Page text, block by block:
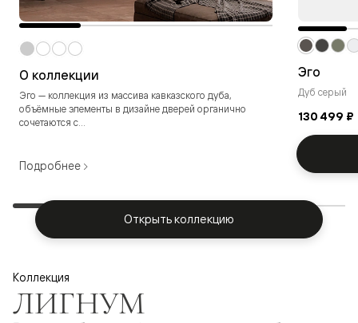
О коллекции
Эго — коллекция из массива кавказского дуба,
объёмные элементы в дизайне дверей органично
сочетаются с...
Подробнее
Эго
Дуб серый
130 499 ₽
Открыть коллекцию
Коллекция
ЛИГНУМ